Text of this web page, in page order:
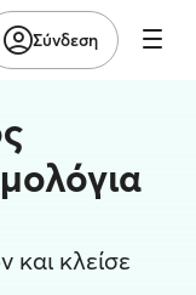
Σύνδεση
και κλείσε